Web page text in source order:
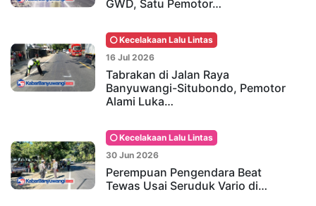
GWD, Satu Pemotor…
Kecelakaan Lalu Lintas
16 Jul 2026
Tabrakan di Jalan Raya
Banyuwangi-Situbondo, Pemotor
Alami Luka…
Kecelakaan Lalu Lintas
30 Jun 2026
Perempuan Pengendara Beat
Tewas Usai Seruduk Vario di…